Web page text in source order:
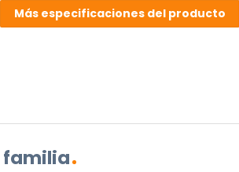
Más especificaciones del producto
familia